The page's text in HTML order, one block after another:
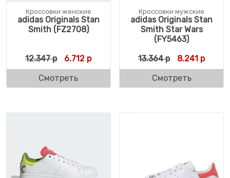
Кроссовки женские
adidas Originals Stan
Smith (FZ2708)
12.347р Первоначальная цена составляла 12.347
6.712 рТекущая цена: 6.712 р.
Смотреть
Кроссовки мужские
adidas Originals Stan
Smith Star Wars
(FY5463)
13.364р 8.241 р
Смотреть